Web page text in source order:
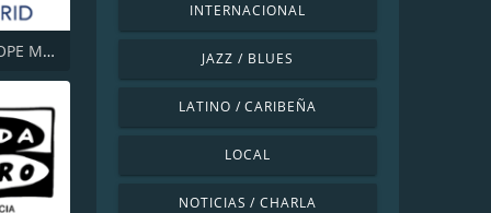
Cadena COPE Madrid
INTERNACIONAL
JAZZ / BLUES
LATINO / CARIBEÑA
LOCAL
NOTICIAS / CHARLA